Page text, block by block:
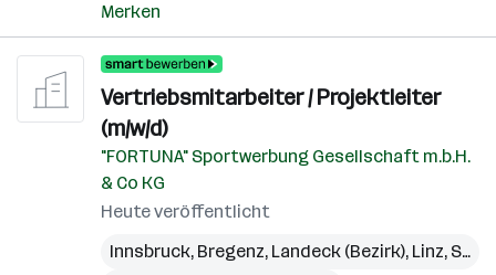
Merken
Vertriebsmitarbeiter / Projektleiter
(m/w/d)
"FORTUNA" Sportwerbung Gesellschaft m.b.H.
& Co KG
Heute veröffentlicht
Innsbruck, Bregenz, Landeck (Bezirk), Linz, St. Pölten